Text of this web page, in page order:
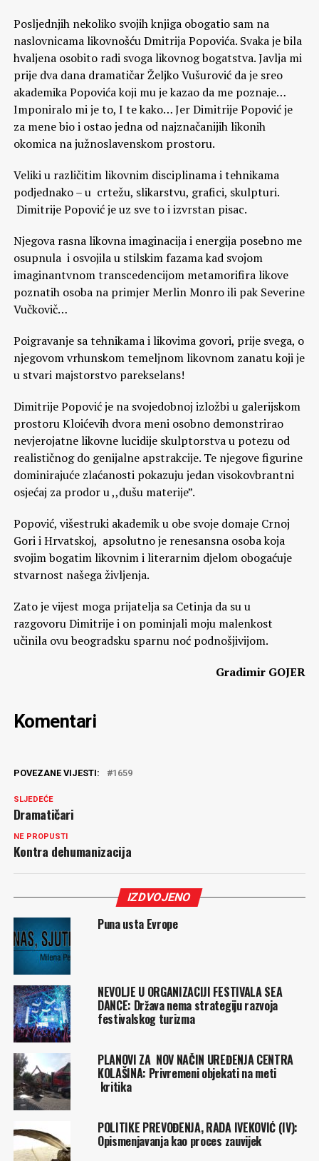
Posljednjih nekoliko svojih knjiga obogatio sam na
naslovnicama likovnošću Dmitrija Popovića. Svaka je bila
hvaljena osobito radi svoga likovnog bogatstva. Javlja mi
prije dva dana dramatičar Željko Vušurović da je sreo
akademika Popovića koji mu je kazao da me poznaje…
Imponiralo mi je to, I te kako… Jer Dimitrije Popović je
za mene bio i ostao jedna od najznačanijih likonih
okomica na južnoslavenskom prostoru.
Veliki u različitim likovnim disciplinama i tehnikama
podjednako – u crtežu, slikarstvu, grafici, skulpturi.
Dimitrije Popović je uz sve to i izvrstan pisac.
Njegova rasna likovna imaginacija i energija posebno me
osupnula i osvojila u stilskim fazama kad svojom
imaginantvnom transcedencijom metamorifira likove
poznatih osoba na primjer Merlin Monro ili pak Severine
Vučkovič…
Poigravanje sa tehnikama i likovima govori, prije svega, o
njegovom vrhunskom temeljnom likovnom zanatu koji je
u stvari majstorstvo parekselans!
Dimitrije Popović je na svojedobnoj izložbi u galerijskom
prostoru Kloićevih dvora meni osobno demonstrirao
nevjerojatne likovne lucidije skulptorstva u potezu od
realističnog do genijalne apstrakcije. Te njegove figurine
dominirajuće zlaćanosti pokazuju jedan visokovbrantni
osjećaj za prodor u ,,dušu materije”.
Popović, višestruki akademik u obe svoje domaje Crnoj
Gori i Hrvatskoj, apsolutno je renesansna osoba koja
svojim bogatim likovnim i literarnim djelom obogaćuje
stvarnost našega življenja.
Zato je vijest moga prijatelja sa Cetinja da su u
razgovoru Dimitrije i on pominjali moju malenkost
učinila ovu beogradsku sparnu noć podnošjivijom.
Gradimir GOJER
Komentari
POVEZANE VIJESTI: 1659
SLJEDEĆE
Dramatičari
NE PROPUSTI
Kontra dehumanizacija
IZDVOJENO
Puna usta Evrope
NEVOLJE U ORGANIZACIJI FESTIVALA SEA
DANCE: Država nema strategiju razvoja
festivalskog turizma
PLANOVI ZA NOV NAČIN UREĐENJA CENTRA
KOLAŠINA: Privremeni objekati na meti
kritika
POLITIKE PREVOĐENJA, RADA IVEKOVIĆ (IV):
Opismenjavanja kao proces zauvijek